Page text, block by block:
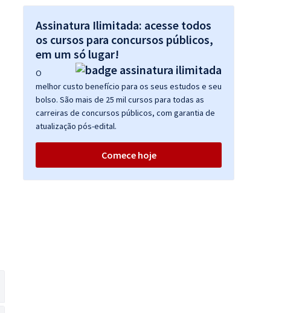
Assinatura Ilimitada: acesse todos
os cursos para concursos públicos,
em um só lugar!
O
melhor custo benefício para os seus estudos e seu
bolso. São mais de 25 mil cursos para todas as
carreiras de concursos públicos, com garantia de
atualização pós-edital.
Comece hoje